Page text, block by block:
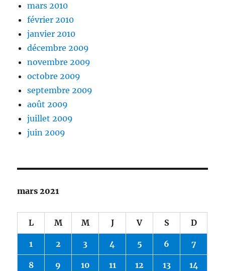
mars 2010
février 2010
janvier 2010
décembre 2009
novembre 2009
octobre 2009
septembre 2009
août 2009
juillet 2009
juin 2009
mars 2021
L M M J V S D
1 2 3 4 5 6 7
8 9 10 11 12 13 14